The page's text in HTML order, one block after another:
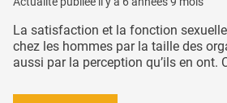
La satisfaction et la fonction
chez les hommes par la taille des
aussi par la perception qu’ils en ont.